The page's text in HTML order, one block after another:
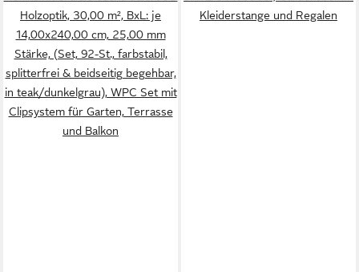
Holzoptik, 30,00 m², BxL: je
14,00x240,00 cm, 25,00 mm
Stärke, (Set, 92-St., farbstabil,
splitterfrei & beidseitig begehbar,
in teak/dunkelgrau), WPC Set mit
Clipsystem für Garten, Terrasse
und Balkon
Kleiderstange und Regalen